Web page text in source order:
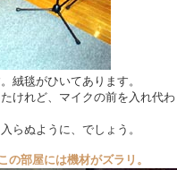
絨毯がひいてあります。
けれど、マイクの前を入れ代
らぬように、でしょう。
の部屋には機材がズラリ。